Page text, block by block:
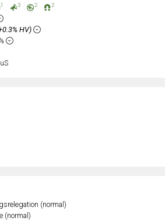
(normal)
(normal)
1 3 2 2
HV)